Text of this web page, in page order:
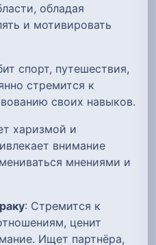
обладая
и мотивировать
спорт, путешествия,
стремится к
своих навыков.
харизмой и
внимание
мнениями и
: Стремится к
ценит
Ищет партнёра,